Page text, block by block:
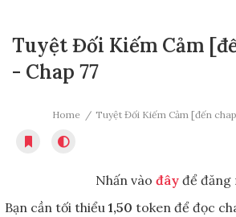
Tuyệt Đối Kiếm Cảm
- Chap 77
Home Tuyệt Đối Kiếm Cảm [đến
Nhấn vào đây để đăng
Bạn cần tối thiểu 1,50 token để đọc